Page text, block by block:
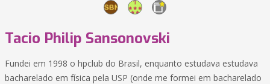
Tacio Philip Sansonovski
Fundei em 1998 o hpclub do Brasil, enquanto estudava estudava
bacharelado em física pela USP (onde me formei em bacharelado